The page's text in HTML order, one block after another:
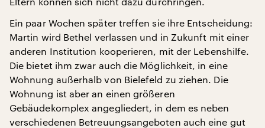
Ein paar Wochen später treffen sie ihre Entscheidung:
Martin wird Bethel verlassen und in Zukunft mit einer
anderen Institution kooperieren, mit der Lebenshilfe.
Die bietet ihm zwar auch die Möglichkeit, in eine
Wohnung außerhalb von Bielefeld zu ziehen. Die
Wohnung ist aber an einen größeren
Gebäudekomplex angegliedert, in dem es neben
verschiedenen Betreuungsangeboten auch eine gut